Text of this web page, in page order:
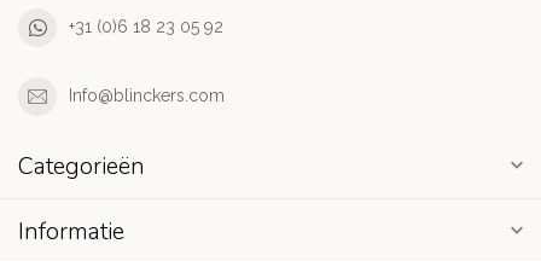
+31 (0)6 18 23 05 92
Info@blinckers.com
Categorieën
Informatie